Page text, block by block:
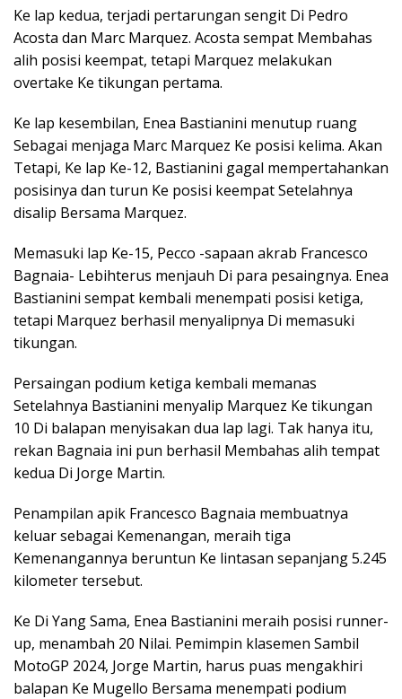
Ke lap kedua, terjadi pertarungan sengit Di Pedro
Acosta dan Marc Marquez. Acosta sempat Membahas
alih posisi keempat, tetapi Marquez melakukan
overtake Ke tikungan pertama.
Ke lap kesembilan, Enea Bastianini menutup ruang
Sebagai menjaga Marc Marquez Ke posisi kelima. Akan
Tetapi, Ke lap Ke-12, Bastianini gagal mempertahankan
posisinya dan turun Ke posisi keempat Setelahnya
disalip Bersama Marquez.
Memasuki lap Ke-15, Pecco -sapaan akrab Francesco
Bagnaia- Lebihterus menjauh Di para pesaingnya. Enea
Bastianini sempat kembali menempati posisi ketiga,
tetapi Marquez berhasil menyalipnya Di memasuki
tikungan.
Persaingan podium ketiga kembali memanas
Setelahnya Bastianini menyalip Marquez Ke tikungan
10 Di balapan menyisakan dua lap lagi. Tak hanya itu,
rekan Bagnaia ini pun berhasil Membahas alih tempat
kedua Di Jorge Martin.
Penampilan apik Francesco Bagnaia membuatnya
keluar sebagai Kemenangan, meraih tiga
Kemenangannya beruntun Ke lintasan sepanjang 5.245
kilometer tersebut.
Ke Di Yang Sama, Enea Bastianini meraih posisi runner-
up, menambah 20 Nilai. Pemimpin klasemen Sambil
MotoGP 2024, Jorge Martin, harus puas mengakhiri
balapan Ke Mugello Bersama menempati podium